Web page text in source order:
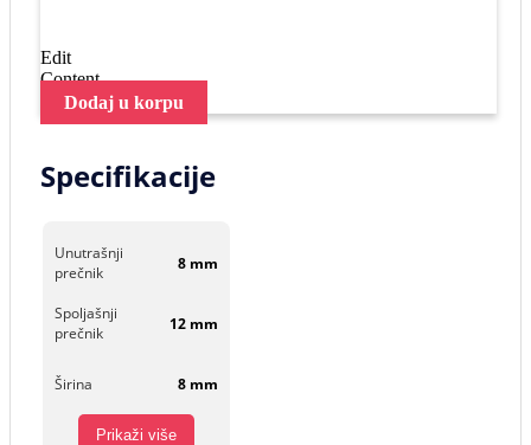
Edit
Content
Dodaj u korpu
Specifikacije
Unutrašnji
prečnik
8 mm
Spoljašnji
prečnik
12 mm
Širina 8 mm
Prikaži više